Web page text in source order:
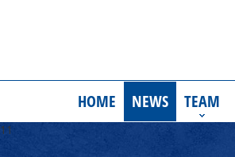
HOME NEWS TEAM
11